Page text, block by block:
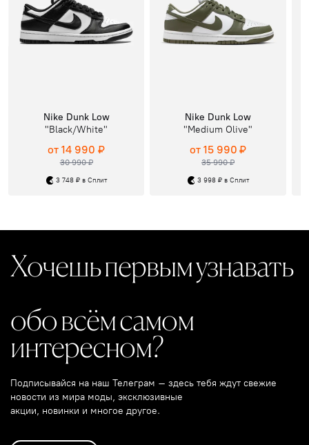
Nike Dunk Low
"Black/White"
30 990 ₽
от 14 990 ₽
3 748 ₽ в Сплит
Nike Dunk Low
"Medium Olive"
35 990 ₽
от 15 990 ₽
3 998 ₽ в Сплит
Хочешь первым узнавать
обо всём самом
интересном?
Подписывайся на наш Телеграм – здесь тебя ждут свежие
новости из мира моды, эксклюзивные
акции, новинки и многое другое.